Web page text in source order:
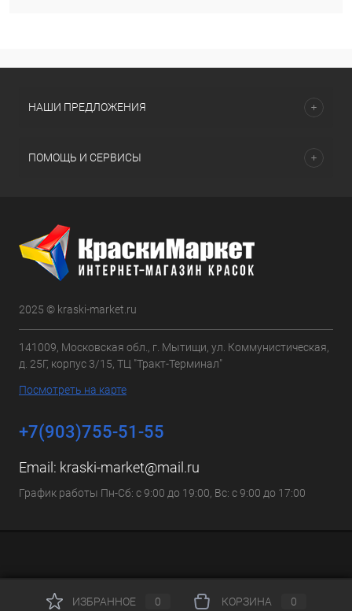
НАШИ ПРЕДЛОЖЕНИЯ
ПОМОЩЬ И СЕРВИСЫ
2025 © kraski-market.ru
141009, Московская обл., г. Мытищи, ул. Коммунистическая,
д. 25Г, корпус 3/15, ТЦ "Тракт-Терминал"
Посмотреть на карте
+7(903)755-51-55
Email: kraski-market@mail.ru
График работы Пн-Сб: с 9:00 до 19:00, Вс: с 9:00 до 17:00
ИЗБРАННОЕ 0 КОРЗИНА 0